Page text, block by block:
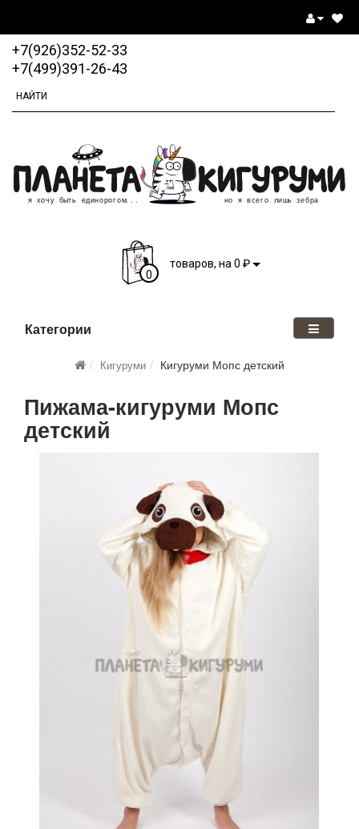
+7(926)352-52-33
+7(499)391-26-43
0
товаров, на 0
Категории
Кигуруми Кигуруми Мопс детский
Пижама-кигуруми Мопс
детский